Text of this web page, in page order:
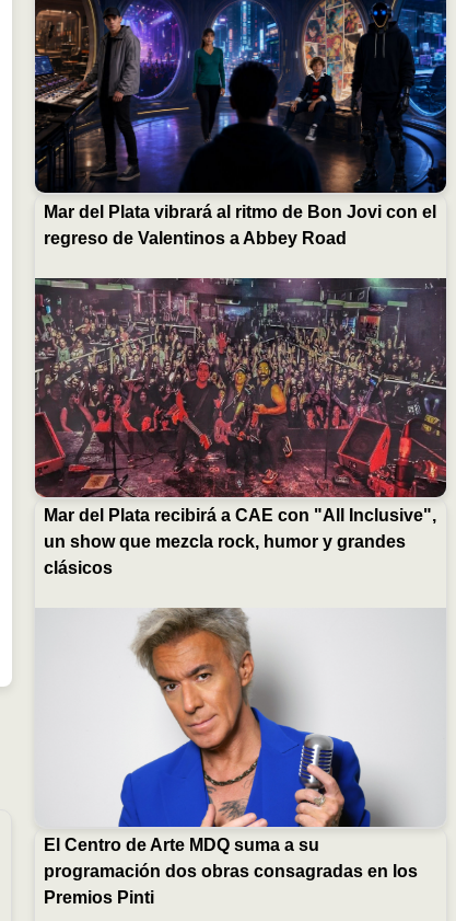
Mar del Plata vibrará al ritmo de Bon Jovi con el
regreso de Valentinos a Abbey Road
Mar del Plata recibirá a CAE con "All Inclusive",
un show que mezcla rock, humor y grandes
clásicos
El Centro de Arte MDQ suma a su
programación dos obras consagradas en los
Premios Pinti